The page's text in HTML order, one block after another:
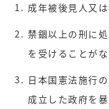
成年被後見人又
禁錮以上の刑に
を受けることが
日本国憲法施行
成立した政府を